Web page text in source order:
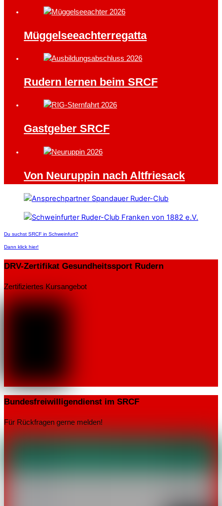
Müggelseeachterregatta
Rudern lernen beim SRCF
Gastgeber SRCF
Von Neuruppin nach Altfriesack
Du suchst SRCF in Schweinfurt?
Dann klick hier!
DRV-Zertifikat Gesundheitssport Rudern
Zertifiziertes Kursangebot
Bundesfreiwilligendienst im SRCF
Für Rückfragen gerne melden!